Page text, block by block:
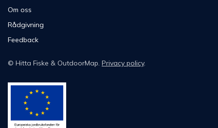
Om oss
Rådgivning
Feedback
© Hitta Fiske & OutdoorMap. Privacy policy.